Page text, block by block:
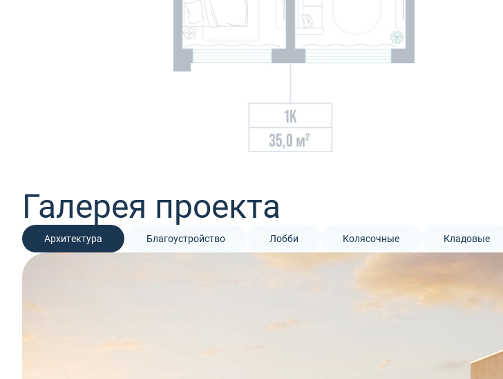
Галерея проекта
Архитектура Благоустройство Лобби Колясочные Кладовые